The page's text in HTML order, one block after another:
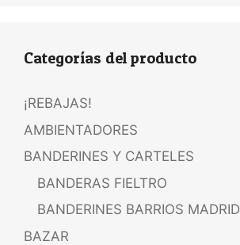
Categorías del producto
¡REBAJAS!
AMBIENTADORES
BANDERINES Y CARTELES
BANDERAS FIELTRO
BANDERINES BARRIOS MADRID
BAZAR